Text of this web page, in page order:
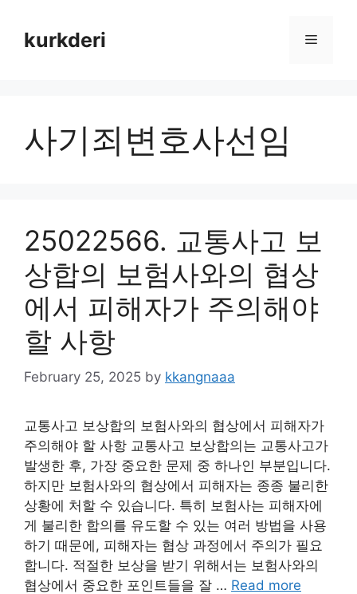
contentkurkderi Menu
사기죄변호사선임
25022566. 교통사고 보
상합의 보험사와의 협상
에서 피해자가 주의해야
할 사항
February 25, 2025 by kkangnaaa
교통사고 보상합의 보험사와의 협상에서 피해자가
주의해야 할 사항 교통사고 보상합의는 교통사고가
발생한 후, 가장 중요한 문제 중 하나인 부분입니다.
하지만 보험사와의 협상에서 피해자는 종종 불리한
상황에 처할 수 있습니다. 특히 보험사는 피해자에
게 불리한 합의를 유도할 수 있는 여러 방법을 사용
하기 때문에, 피해자는 협상 과정에서 주의가 필요
합니다. 적절한 보상을 받기 위해서는 보험사와의
협상에서 중요한 포인트들을 잘 … Read more